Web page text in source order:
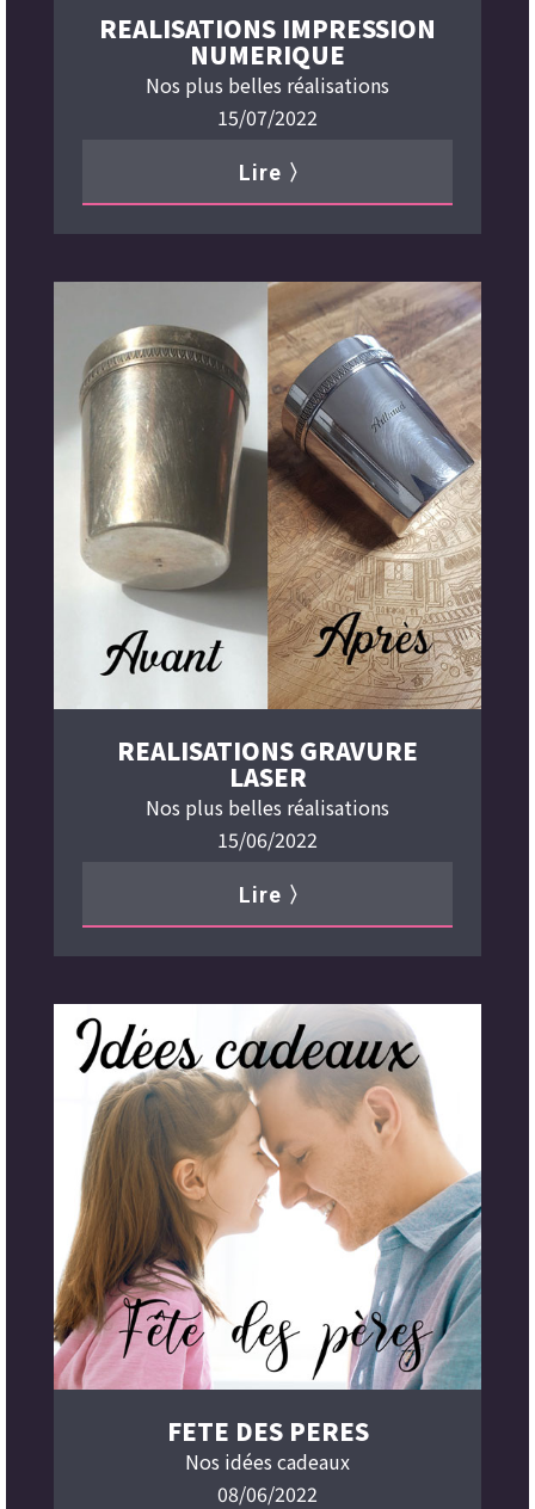
REALISATIONS IMPRESSION
NUMERIQUE
Nos plus belles réalisations
15/07/2022
Lire 〉
REALISATIONS GRAVURE
LASER
Nos plus belles réalisations
15/06/2022
Lire 〉
FETE DES PERES
Nos idées cadeaux
08/06/2022